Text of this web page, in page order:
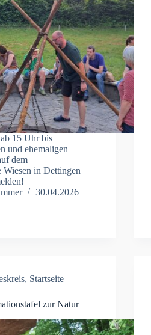
15 Uhr bis
und ehemaligen
dem
Wiesen in Dettingen
30.04.2026
, Startseite
zur Natur